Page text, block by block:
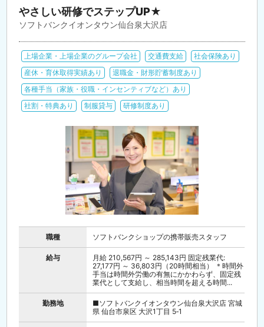
やさしい研修でステップUP★
ソフトバンクイオンタウン仙台泉大沢店
上場企業・上場企業のグループ会社 交通費支給
社会保険あり
産休・育休取得実績あり
退職金・財形貯蓄制度あり
各種手当（家族・役職・インセンティブなど）あり
社割・特典あり
制服貸与 研修制度あり
職種 ソフトバンクショップの携帯販売スタッフ
給与
月給 210,567円 ～ 285,143円 固定残業代:
27,177円 ～ 36,803円（20時間相当） ＊時間外
手当は時間外労働の有無にかかわらず、固定残
業代として支給し、相当時間を超える時間...
勤務地
■ソフトバンクイオンタウン仙台泉大沢店 宮城
県 仙台市泉区 大沢1丁目 5‐1